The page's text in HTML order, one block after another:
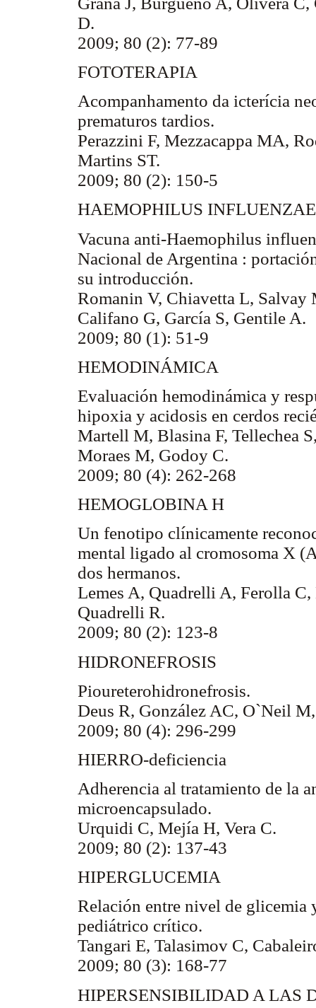
D.
2009; 80 (2): 77-89
FOTOTERAPIA
Acompanhamento da icterícia
prematuros tardios.
Perazzini F, Mezzacappa MA,
Martins ST.
2009; 80 (2): 150-5
HAEMOPHILUS
Vacuna anti-Haemophilus
Nacional de Argentina :
su introducción.
Romanin V, Chiavetta L,
Califano G, García S, Gentile A.
2009; 80 (1): 51-9
HEMODINÁMICA
Evaluación hemodinámica y
hipoxia y acidosis en cerdos
Martell M, Blasina F, Tellechea
Moraes M, Godoy C.
2009; 80 (4): 262-268
HEMOGLOBINA H
Un fenotipo clínicamente
mental ligado al cromosoma X
dos hermanos.
Lemes A, Quadrelli A, Ferolla
Quadrelli R.
2009; 80 (2): 123-8
HIDRONEFROSIS
Pioureterohidronefrosis.
Deus R, González AC, O`Neil
2009; 80 (4): 296-299
HIERRO-deficiencia
Adherencia al tratamiento de la
microencapsulado.
Urquidi C, Mejía H, Vera C.
2009; 80 (2): 137-43
HIPERGLUCEMIA
Relación entre nivel de glicemia
pediátrico crítico.
Tangari E, Talasimov C,
2009; 80 (3): 168-77
HIPERSENSIBILIDAD A LAS